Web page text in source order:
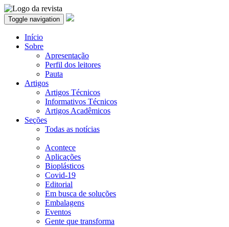
Toggle navigation
Início
Sobre
Apresentação
Perfil dos leitores
Pauta
Artigos
Artigos Técnicos
Informativos Técnicos
Artigos Acadêmicos
Seções
Todas as notícias
Acontece
Aplicações
Bioplásticos
Covid-19
Editorial
Em busca de soluções
Embalagens
Eventos
Gente que transforma